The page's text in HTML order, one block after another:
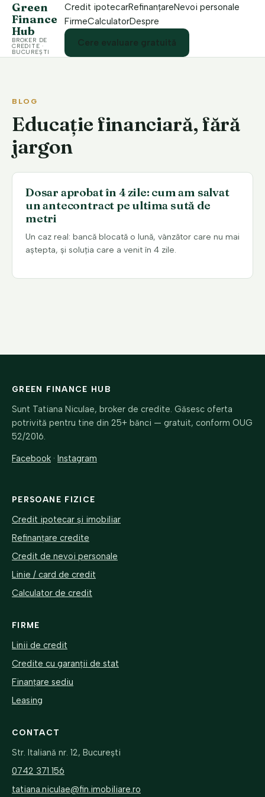
Green
Finance
Hub
BROKER DE
CREDITE ·
BUCUREȘTI
Credit ipotecarRefinanțareNevoi personale
FirmeCalculatorDespre
Cere evaluare gratuită
BLOG
Educație financiară, fără
jargon
Dosar aprobat în 4 zile: cum am salvat
un antecontract pe ultima sută de
metri
Un caz real: bancă blocată o lună, vânzător care nu mai
aștepta, și soluția care a venit în 4 zile.
GREEN FINANCE HUB
Sunt Tatiana Niculae, broker de credite. Găsesc oferta
potrivită pentru tine din 25+ bănci — gratuit, conform OUG
52/2016.
Facebook · Instagram
PERSOANE FIZICE
Credit ipotecar și imobiliar
Refinanțare credite
Credit de nevoi personale
Linie / card de credit
Calculator de credit
FIRME
Linii de credit
Credite cu garanții de stat
Finanțare sediu
Leasing
CONTACT
Str. Italiană nr. 12, București
0742 371 156
tatiana.niculae@fin.imobiliare.ro